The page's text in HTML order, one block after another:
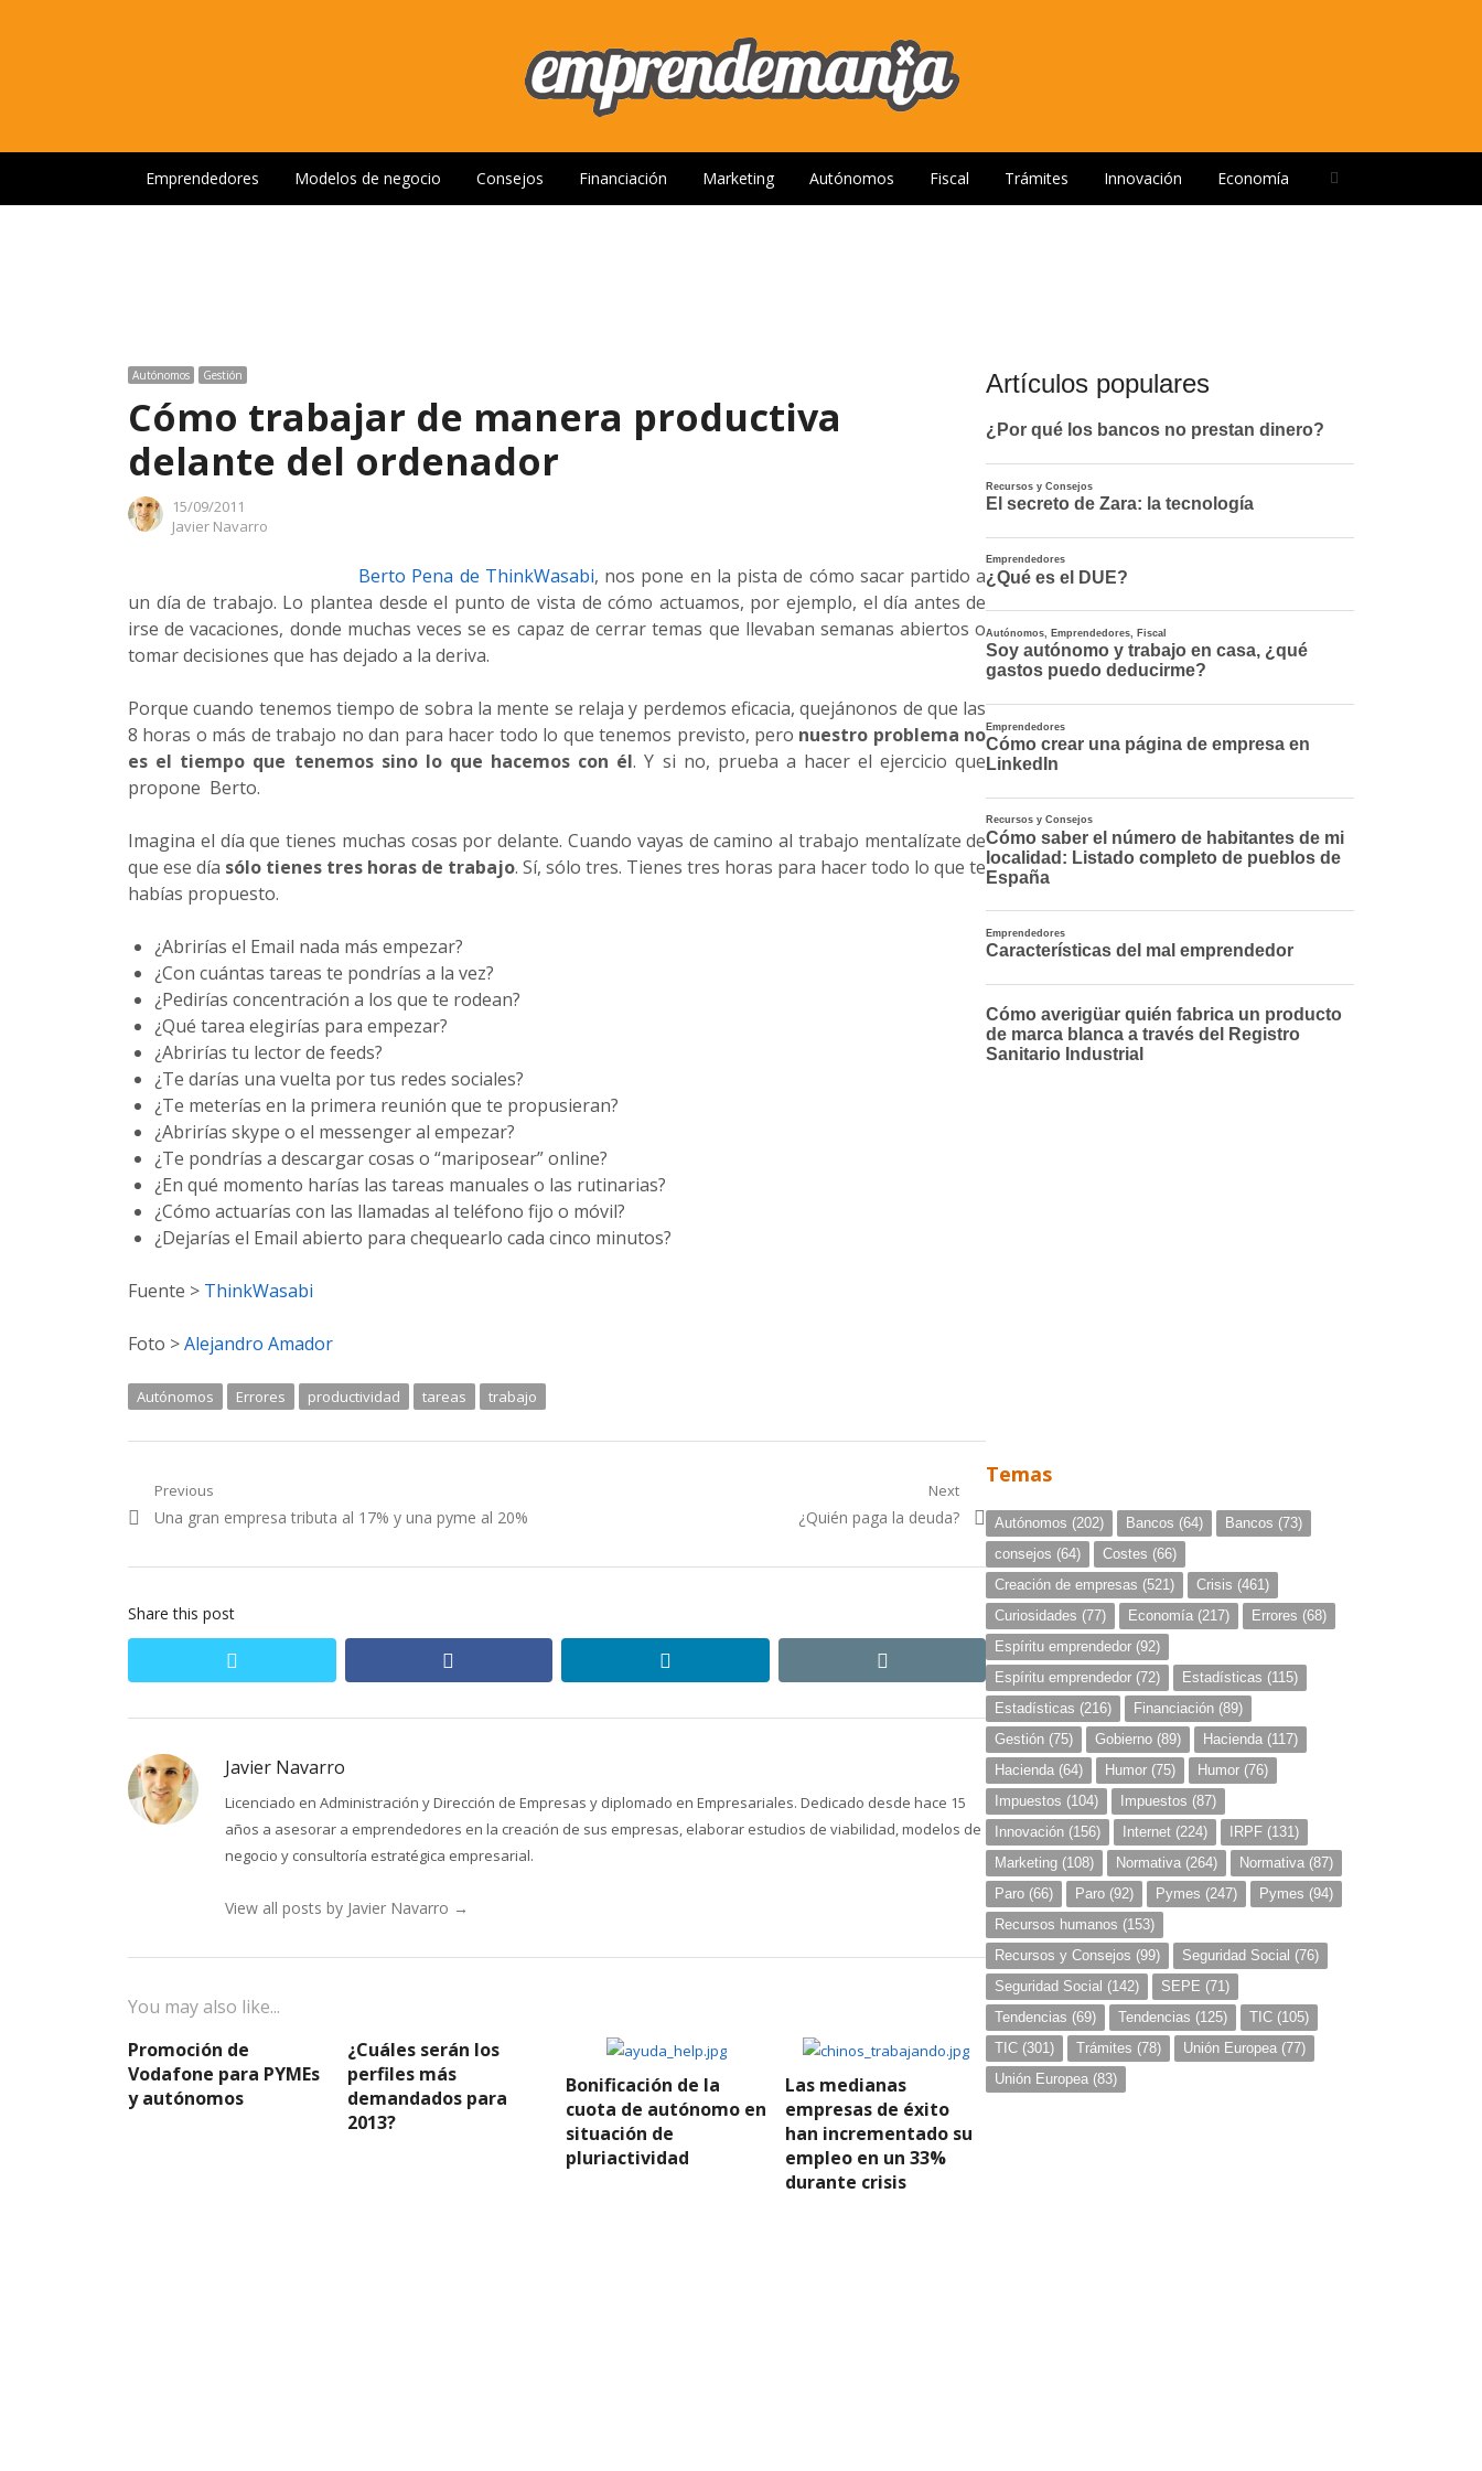
Emprendedores Modelos de negocio Consejos Financiación Marketing Autónomos Fiscal Trámites Innovación Economía
Autónomos Gestión
Cómo trabajar de manera productiva
delante del ordenador
15/09/2011
Author
Javier Navarro
Berto Pena de ThinkWasabi, nos pone en la pista de cómo sacar partido a
un día de trabajo. Lo plantea desde el punto de vista de cómo actuamos, por ejemplo, el día antes de
irse de vacaciones, donde muchas veces se es capaz de cerrar temas que llevaban semanas abiertos o
tomar decisiones que has dejado a la deriva.
Porque cuando tenemos tiempo de sobra la mente se relaja y perdemos eficacia, quejánonos de que las
8 horas o más de trabajo no dan para hacer todo lo que tenemos previsto, pero nuestro problema no
es el tiempo que tenemos sino lo que hacemos con él. Y si no, prueba a hacer el ejercicio que
propone Berto.
Imagina el día que tienes muchas cosas por delante. Cuando vayas de camino al trabajo mentalízate de
que ese día sólo tienes tres horas de trabajo. Sí, sólo tres. Tienes tres horas para hacer todo lo que te
habías propuesto.
¿Abrirías el Email nada más empezar?
¿Con cuántas tareas te pondrías a la vez?
¿Pedirías concentración a los que te rodean?
¿Qué tarea elegirías para empezar?
¿Abrirías tu lector de feeds?
¿Te darías una vuelta por tus redes sociales?
¿Te meterías en la primera reunión que te propusieran?
¿Abrirías skype o el messenger al empezar?
¿Te pondrías a descargar cosas o “mariposear” online?
¿En qué momento harías las tareas manuales o las rutinarias?
¿Cómo actuarías con las llamadas al teléfono fijo o móvil?
¿Dejarías el Email abierto para chequearlo cada cinco minutos?
Fuente > ThinkWasabi
Foto >Alejandro Amador
Autónomos Errores productividad tareas trabajo
Navegación
de
entradas
Previous
Previous
Una gran empresa tributa al 17% y una pyme al 20%
Next
Next
¿Quién paga la deuda?
Share this post
linkedin
Javier Navarro
Licenciado en Administración y Dirección de Empresas y diplomado en Empresariales. Dedicado desde hace 15
años a asesorar a emprendedores en la creación de sus empresas, elaborar estudios de viabilidad, modelos de
negocio y consultoría estratégica empresarial.
View all posts by Javier Navarro →
You may also like...
Promoción de
Vodafone para PYMEs
y autónomos
¿Cuáles serán los
perfiles más
demandados para
2013?
Bonificación de la
cuota de autónomo en
situación de
pluriactividad
Las medianas
empresas de éxito
han incrementado su
empleo en un 33%
durante crisis
Artículos populares
Temas
Autónomos (202) Bancos (64) Bancos (73)
consejos (64) Costes (66)
Creación de empresas (521) Crisis (461)
Curiosidades (77) Economía (217) Errores (68)
Espíritu emprendedor (92)
Espíritu emprendedor (72) Estadísticas (115)
Estadísticas (216) Financiación (89)
Gestión (75) Gobierno (89) Hacienda (117)
Hacienda (64) Humor (75) Humor (76)
Impuestos (104) Impuestos (87)
Innovación (156) Internet (224) IRPF (131)
Marketing (108) Normativa (264) Normativa (87)
Paro (66) Paro (92) Pymes (247) Pymes (94)
Recursos humanos (153)
Recursos y Consejos (99) Seguridad Social (76)
Seguridad Social (142) SEPE (71)
Tendencias (69) Tendencias (125) TIC (105)
TIC (301) Trámites (78) Unión Europea (77)
Unión Europea (83)